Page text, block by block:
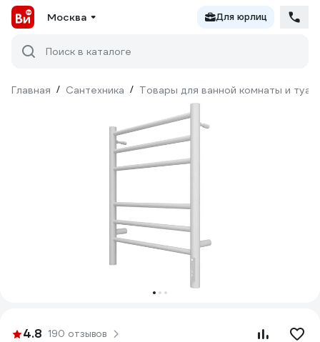
Москва Для юрлиц
Поиск в каталоге
Главная / Сантехника / Товары для ванной комнаты и
4.8 190 отзывов